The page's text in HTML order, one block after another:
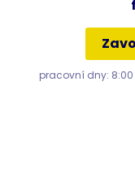
pracovní dny: